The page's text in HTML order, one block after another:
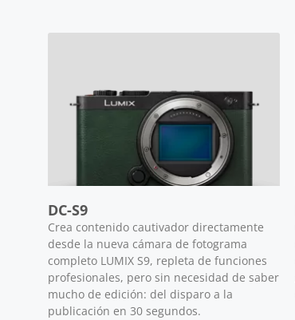
DC-S9
Crea contenido cautivador directamente
desde la nueva cámara de fotograma
completo LUMIX S9, repleta de funciones
profesionales, pero sin necesidad de saber
mucho de edición: del disparo a la
publicación en 30 segundos.